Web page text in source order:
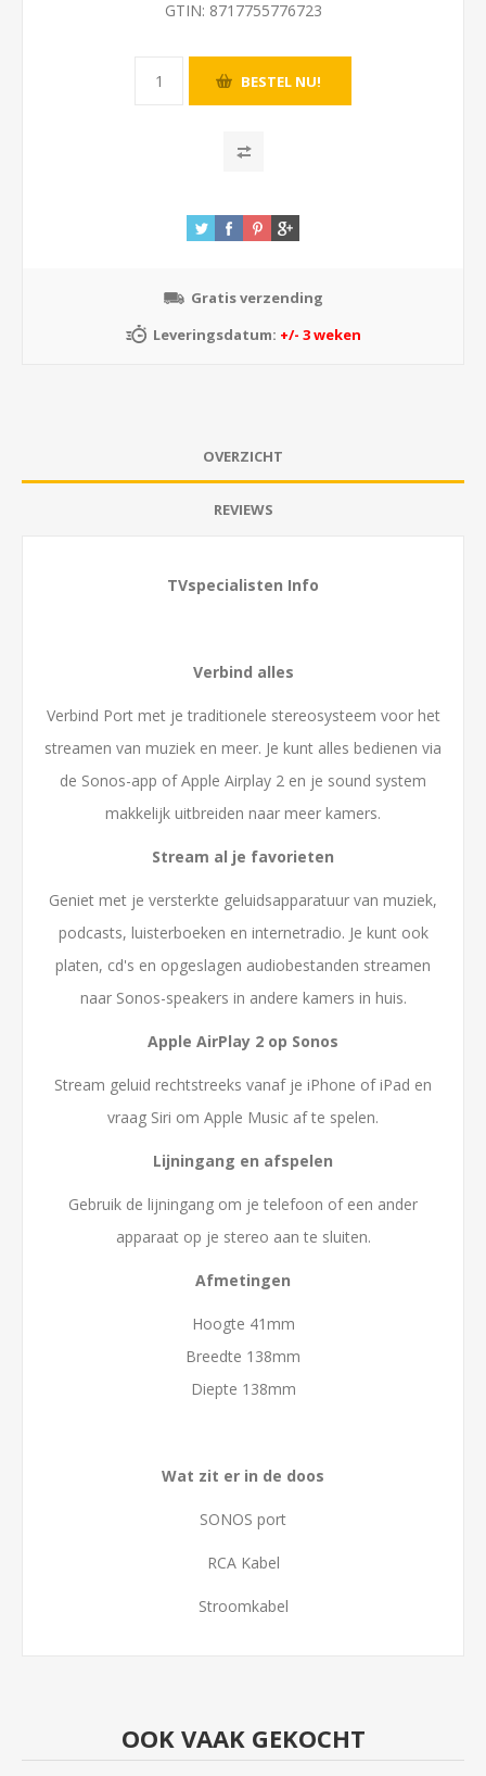
GTIN: 8717755776723
Gratis verzending
Leveringsdatum: +/- 3 weken
OVERZICHT
REVIEWS
TVspecialisten Info
Verbind alles
Verbind Port met je traditionele stereosysteem voor het
streamen van muziek en meer. Je kunt alles bedienen via
de Sonos-app of Apple Airplay 2 en je sound system
makkelijk uitbreiden naar meer kamers.
Stream al je favorieten
Geniet met je versterkte geluidsapparatuur van muziek,
podcasts, luisterboeken en internetradio. Je kunt ook
platen, cd's en opgeslagen audiobestanden streamen
naar Sonos-speakers in andere kamers in huis.
Apple AirPlay 2 op Sonos
Stream geluid rechtstreeks vanaf je iPhone of iPad en
vraag Siri om Apple Music af te spelen.
Lijningang en afspelen
Gebruik de lijningang om je telefoon of een ander
apparaat op je stereo aan te sluiten.
Afmetingen
Hoogte 41mm
Breedte 138mm
Diepte 138mm
Wat zit er in de doos
SONOS port
RCA Kabel
Stroomkabel
OOK VAAK GEKOCHT